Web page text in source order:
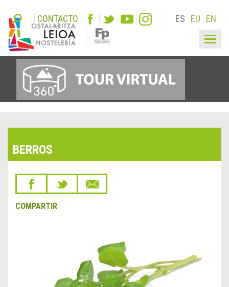
CONTACTO ES EU EN
BERROS
COMPARTIR